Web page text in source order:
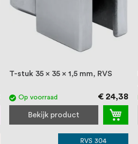
T-stuk 35 x 35 x 1,5 mm, RVS
Op voorraad € 24,38
Bekijk product
RVS 304